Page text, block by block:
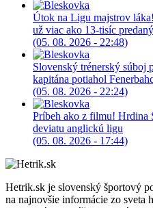
Útok na Ligu majstrov
už viac ako 13-tisíc
(05. 08. 2026 - 22:48)
Slovenský trénerský súboj
kapitána potiahol
(05. 08. 2026 - 22:24)
Príbeh ako z filmu! Hrdina
deviatu anglickú ligu
(05. 08. 2026 - 17:44)
Hetrik.sk je slovenský športový
na najnovšie informácie zo sveta